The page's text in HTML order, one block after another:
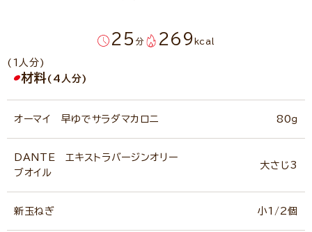
25 分 269 kcal
(1人分)
材料(4人分)
オーマイ 早ゆでサラダマカロニ 80ｇ
DANTE エキストラバージンオリー
ブオイル
大さじ3
新玉ねぎ 小1/2個